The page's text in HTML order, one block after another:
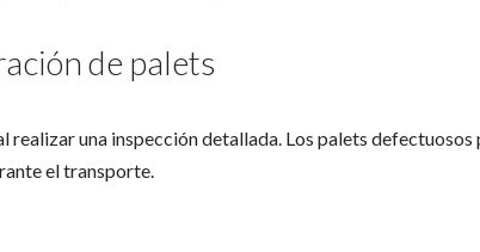
de palets
realizar una inspección detallada. Los palets defectuosos
el transporte.